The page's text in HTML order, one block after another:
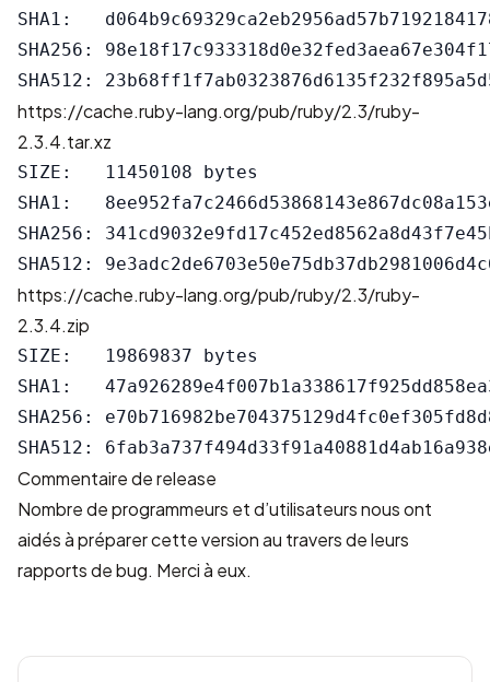
SHA1:
SHA256:
https://cache.ruby-lang.org/pub/ruby/2.3/ruby-
2.3.4.tar.xz
SIZE:   11450108 bytes
SHA1:
SHA256:
https://cache.ruby-lang.org/pub/ruby/2.3/ruby-
2.3.4.zip
SIZE:   19869837 bytes
SHA1:
SHA256:
Commentaire de release
Nombre de programmeurs et d’utilisateurs nous ont
aidés à préparer cette version au travers de leurs
rapports de bug. Merci à eux.